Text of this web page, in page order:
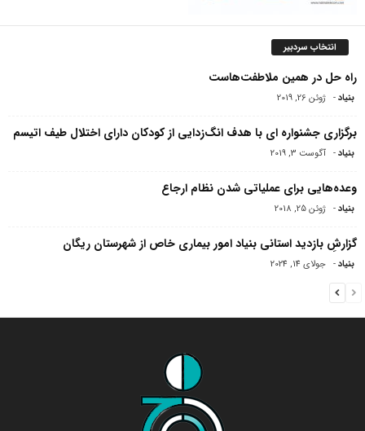
انتخاب سردبیر
راه حل در همین ملاطفت‌هاست
بنیاد- ژوئن 26, 2019
برگزاری جشنواره ای با هدف انگ‌زدایی از کودکان دارای اختلال طیف اتیسم
بنیاد- آگوست 3, 2019
وعده‌هایی برای عملیاتی شدن نظام ارجاع
بنیاد- ژوئن 25, 2018
گزارشِ بازدید استانی بنیاد امور بیماری خاص از شهرستان ریگان
بنیاد- جولای 14, 2024